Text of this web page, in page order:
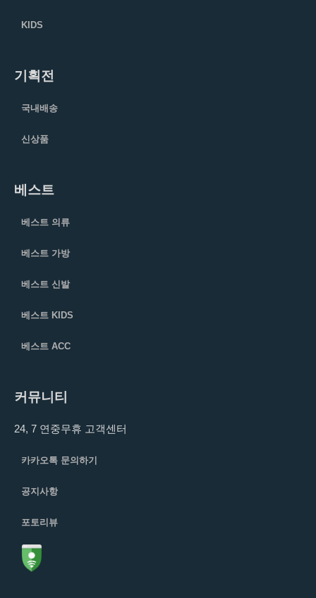
KIDS
기획전
국내배송
신상품
베스트
베스트 의류
베스트 가방
베스트 신발
베스트 KIDS
베스트 ACC
커뮤니티
24, 7 연중무휴 고객센터
카카오톡 문의하기
공지사항
포토리뷰